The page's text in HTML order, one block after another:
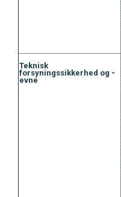
Teknisk
forsyningssikkerhed og -
evne